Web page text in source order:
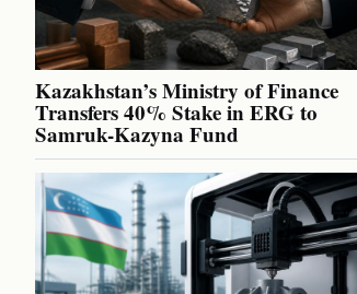
Kazakhstan’s Ministry of Finance
Transfers 40% Stake in ERG to
Samruk-Kazyna Fund